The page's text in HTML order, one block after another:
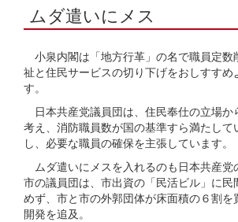
ムダ遣いにメス
小泉内閣は「地方行革」の名で職員定数
祉と住民サービスの切り下げをおしすすめ
す。
日本共産党議員団は、住民奉仕の立場か
考え、消防職員数が国の基準すら満たして
し、必要な職員の確保を主張しています。
ムダ遣いにメスを入れるのも日本共産党
市の議員団は、市出資の「民活ビル」に民
めず、市と市の外郭団体が床面積の６割を
開発を追及。